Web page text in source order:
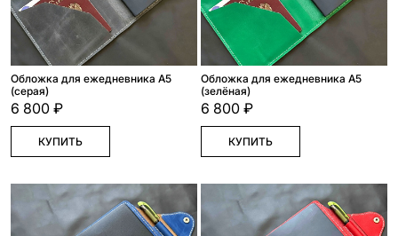
Обложка для ежедневника А5
(серая)
6 800 ₽
КУПИТЬ
Обложка для ежедневника А5
(зелёная)
6 800 ₽
КУПИТЬ